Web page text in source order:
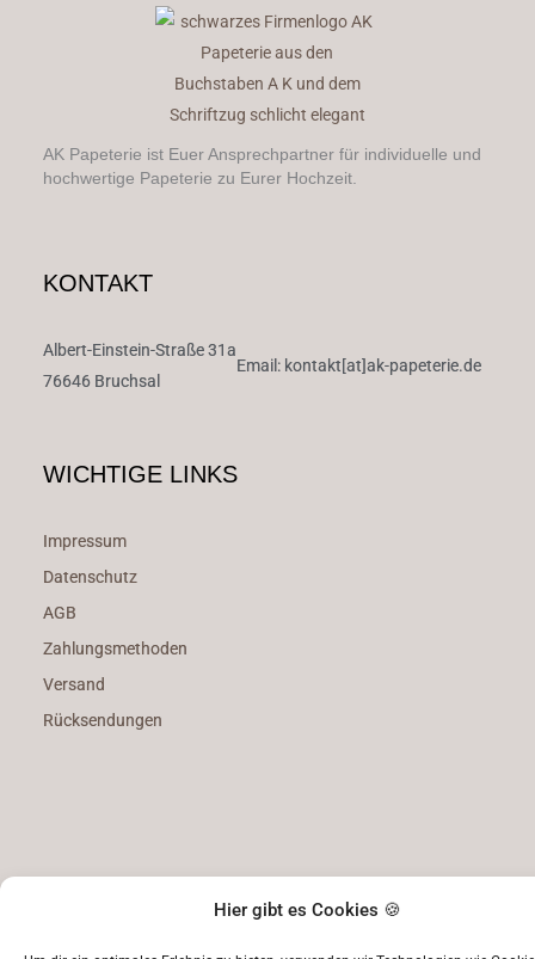
Hier gibt es Cookies 🍪
AK Papeterie ist Euer Ansprechpartner für individuelle und
hochwertige Papeterie zu Eurer Hochzeit.
KONTAKT
Albert-Einstein-Straße 31a
76646 Bruchsal
Email: kontakt[at]ak-papeterie.de
WICHTIGE LINKS
Impressum
Datenschutz
AGB
Zahlungsmethoden
Versand
Rücksendungen
© 2026, AK Papeterie